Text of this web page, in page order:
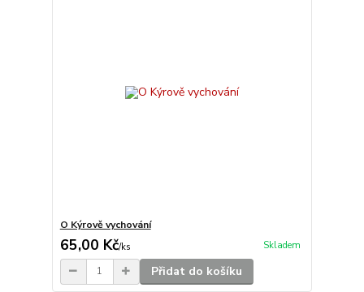
O Kýrově vychování
65,00 Kč/ks Skladem
Přidat do košíku